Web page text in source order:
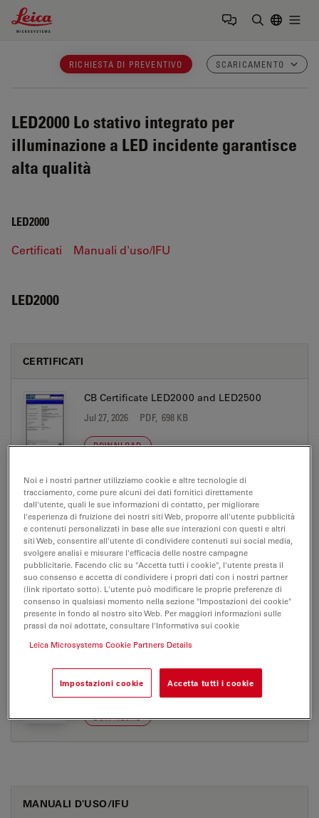
Leica Microsystems Logo
RICHIESTA DI PREVENTIVO SCARICAMENTO
LED2000 Lo stativo integrato per
illuminazione a LED incidente garantisce
alta qualità
LED2000
Certificati Manuali d'uso/IFU
LED2000
CERTIFICATI
CB Certificate LED2000 and LED2500
Jul 27, 2026 PDF, 698 KB
DOWNLOAD
EC DoC LED2x00 A 2026-12-01
Jul 27, 2026 PDF, 268 KB
DOWNLOAD
NRTL Certificate LED2000 and LED2500
Jul 27, 2026 PDF, 734 KB
DOWNLOAD
UKCA DoC LED2x00 A 2026-12-01
Jul 27, 2026 PDF, 251 KB
DOWNLOAD
MANUALI D'USO/IFU
Noi e i nostri partner utilizziamo cookie e altre tecnologie di
tracciamento, come pure alcuni dei dati fornitici direttamente
dall'utente, quali le sue informazioni di contatto, per migliorare
l'esperienza di fruizione dei nostri siti Web, proporre all'utente pubblicità
e contenuti personalizzati in base alle sue interazioni con questi e altri
siti Web, consentire all'utente di condividere contenuti sui social media,
svolgere analisi e misurare l'efficacia delle nostre campagne
pubblicitarie. Facendo clic su "Accetta tutti i cookie", l'utente presta il
suo consenso e accetta di condividere i propri dati con i nostri partner
(link riportato sotto). L'utente può modificare le proprie preferenze di
consenso in qualsiasi momento nella sezione "Impostazioni dei cookie"
presente in fondo al nostro sito Web. Per maggiori informazioni sulle
prassi da noi adottate, consultare l'Informativa sui cookie
Leica Microsystems Cookie Partners Details
Impostazioni cookie Accetta tutti i cookie